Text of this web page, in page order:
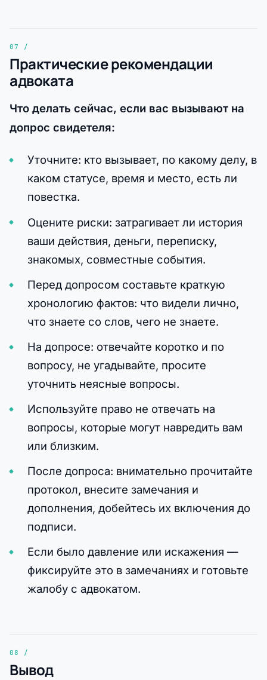
Практические рекомендации
адвоката
Что делать сейчас, если вас вызывают на
допрос свидетеля:
Уточните: кто вызывает, по какому делу, в
каком статусе, время и место, есть ли
повестка.
Оцените риски: затрагивает ли история
ваши действия, деньги, переписку,
знакомых, совместные события.
Перед допросом составьте краткую
хронологию фактов: что видели лично,
что знаете со слов, чего не знаете.
На допросе: отвечайте коротко и по
вопросу, не угадывайте, просите
уточнить неясные вопросы.
Используйте право не отвечать на
вопросы, которые могут навредить вам
или близким.
После допроса: внимательно прочитайте
протокол, внесите замечания и
дополнения, добейтесь их включения до
подписи.
Если было давление или искажения —
фиксируйте это в замечаниях и готовьте
жалобу с адвокатом.
Вывод